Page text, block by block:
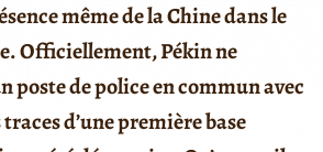
même de la Chine dans le
Officiellement, Pékin ne
poste de police en commun avec
d’une première base